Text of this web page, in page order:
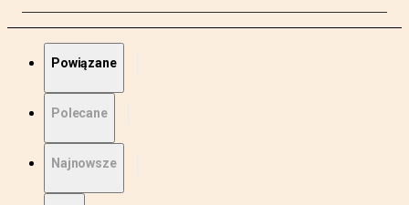
Powiązane
Polecane
Najnowsze